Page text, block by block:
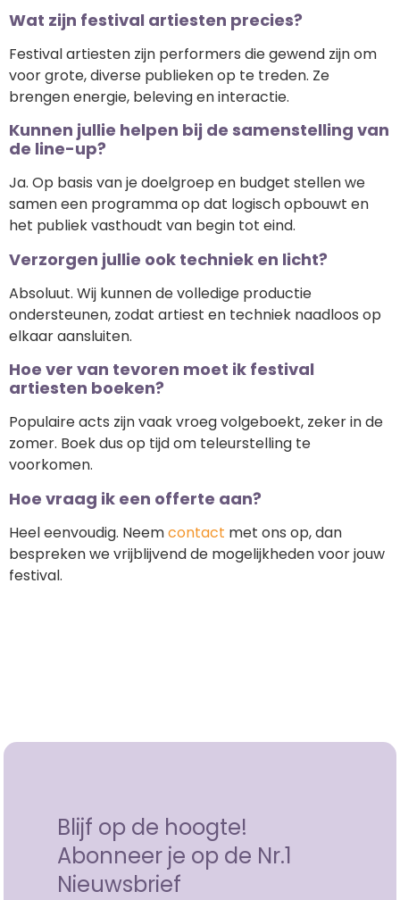
Wat zijn festival artiesten precies?
Festival artiesten zijn performers die gewend zijn om
voor grote, diverse publieken op te treden. Ze
brengen energie, beleving en interactie.
Kunnen jullie helpen bij de samenstelling van
de line-up?
Ja. Op basis van je doelgroep en budget stellen we
samen een programma op dat logisch opbouwt en
het publiek vasthoudt van begin tot eind.
Verzorgen jullie ook techniek en licht?
Absoluut. Wij kunnen de volledige productie
ondersteunen, zodat artiest en techniek naadloos op
elkaar aansluiten.
Hoe ver van tevoren moet ik festival
artiesten boeken?
Populaire acts zijn vaak vroeg volgeboekt, zeker in de
zomer. Boek dus op tijd om teleurstelling te
voorkomen.
Hoe vraag ik een offerte aan?
Heel eenvoudig. Neemcontact met ons op, dan
bespreken we vrijblijvend de mogelijkheden voor jouw
festival.
Blijf op de hoogte!
Abonneer je op de Nr.1
Nieuwsbrief